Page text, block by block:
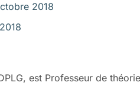
2018
est Professeur de